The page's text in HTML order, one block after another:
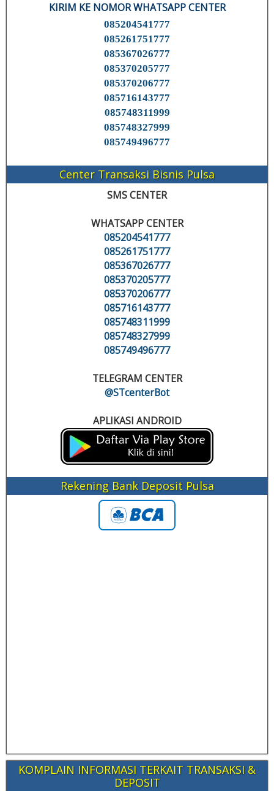
KIRIM KE NOMOR WHATSAPP CENTER
085204541777
085261751777
085367026777
085370205777
085370206777
085716143777
085748311999
085748327999
085749496777
Center Transaksi Bisnis Pulsa
SMS CENTER
WHATSAPP CENTER
085204541777
085261751777
085367026777
085370205777
085370206777
085716143777
085748311999
085748327999
085749496777
TELEGRAM CENTER
@STcenterBot
APLIKASI ANDROID
Rekening Bank Deposit Pulsa
KOMPLAIN INFORMASI TERKAIT TRANSAKSI &
DEPOSIT